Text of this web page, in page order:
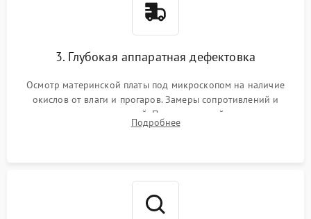
3. Глубокая аппаратная дефектовка
Осмотр материнской платы под микроскопом на наличие
окислов от влаги и прогаров. Замеры сопротивлений и
дежурных напряжений. Проверка цепей питания,
мультиконтроллера, процессора и видеочипа.
Подробнее